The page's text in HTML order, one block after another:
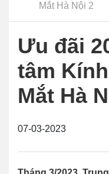
Mắt Hà Nội 2
Ưu đãi
tâm
Mắt Hà
07-03-2023